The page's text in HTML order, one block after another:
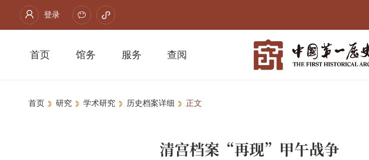
登录
首页 馆务 服务 查阅
首页 研究 学术研究 历史档案详细 正文
清宫档案“再现